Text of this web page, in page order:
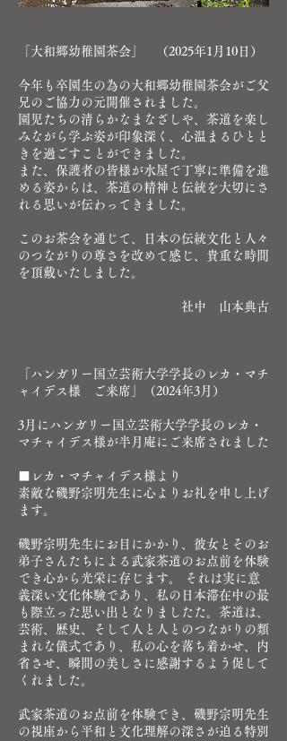
「大和郷幼稚園茶会」 （2025年1月10日）
今年も卒園生の為の大和郷幼稚園茶会がご父
兄のご協力の元開催されました。
園児たちの清らかなまなざしや、茶道を楽し
みながら学ぶ姿が印象深く、心温まるひとと
きを過ごすことができました。
また、保護者の皆様が水屋で丁寧に準備を進
める姿からは、茶道の精神と伝統を大切にさ
れる思いが伝わってきました。
このお茶会を通じて、日本の伝統文化と人々
のつながりの尊さを改めて感じ、貴重な時間
を頂戴いたしました。
社中 山本典古
ハンガリー国立 芸術大学学長のレカ・マチ
ャイデス様 ご来席 」（2024年3月）
3月にハンガリー国立芸術大学学長のレカ・
マチャイデス様が半月庵にご来席されました
■レカ・マチャイデス様より
素敵な磯野宗明先生に心よりお礼を申し上げ
ます。
磯野宗明先生にお目にかかり、彼女とそのお
弟子さんたちによる武家茶道のお点前を体験
でき心から光栄に存じます。 それは実に意
義深い文化体験であり、私の日本滞在中の最
も際立った思い出となりましたた。茶道は、
芸術、歴史、そして人と人とのつながりの類
まれな儀式であり、私の心を落ち着かせ、内
省させ、瞬間の美しさに感謝するよう促して
くれました。
武家茶道のお点前を体験でき、磯野宗明先生
の視座から平和と文化理解の深さが迫る特別